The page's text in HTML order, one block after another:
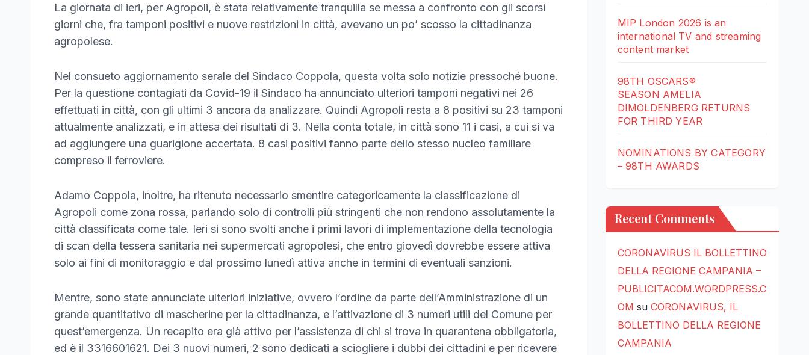
La giornata di ieri, per Agropoli, è stata relativamente tranquilla se messa a confronto con gli scorsi
giorni che, fra tamponi positivi e nuove restrizioni in città, avevano un po’ scosso la cittadinanza
agropolese.
Nel consueto aggiornamento serale del Sindaco Coppola, questa volta solo notizie pressoché buone.
Per la questione contagiati da Covid-19 il Sindaco ha annunciato ulteriori tamponi negativi nei 26
effettuati in città, con gli ultimi 3 ancora da analizzare. Quindi Agropoli resta a 8 positivi su 23 tamponi
attualmente analizzati, e in attesa dei risultati di 3. Nella conta totale, in città sono 11 i casi, a cui si va
ad aggiungere una guarigione accertata. 8 casi positivi fanno parte dello stesso nucleo familiare
compreso il ferroviere.
Adamo Coppola, inoltre, ha ritenuto necessario smentire categoricamente la classificazione di
Agropoli come zona rossa, parlando solo di controlli più stringenti che non rendono assolutamente la
città classificata come tale. Ieri si sono svolti anche i primi lavori di implementazione della tecnologia
di scan della tessera sanitaria nei supermercati agropolesi, che entro giovedì dovrebbe essere attiva
solo ai fini di monitoraggio e dal prossimo lunedì attiva anche in termini di eventuali sanzioni.
Mentre, sono state annunciate ulteriori iniziative, ovvero l’ordine da parte dell’Amministrazione di un
grande quantitativo di mascherine per la cittadinanza, e l’attivazione di 3 numeri utili del Comune per
quest’emergenza. Un recapito era già attivo per l’assistenza di chi si trova in quarantena obbligatoria,
ed è il 3316601621. Dei 3 nuovi numeri, 2 sono dedicati a sciogliere i dubbi dei cittadini e per ricevere
MIP London 2026 is an
international TV and streaming
content market
98TH OSCARS®
SEASON AMELIA
DIMOLDENBERG RETURNS
FOR THIRD YEAR
NOMINATIONS BY CATEGORY
– 98TH AWARDS
Recent Comments
CORONAVIRUS IL BOLLETTINO
DELLA REGIONE CAMPANIA –
PUBLICITACOM.WORDPRESS.C
OM su CORONAVIRUS, IL
BOLLETTINO DELLA REGIONE
CAMPANIA